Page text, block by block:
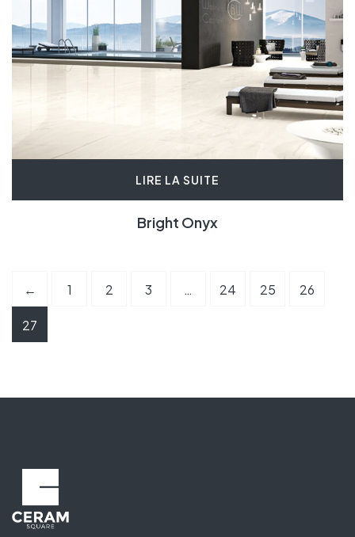
LIRE LA SUITE
Bright Onyx
← 1 2 3 … 24 25 26
27